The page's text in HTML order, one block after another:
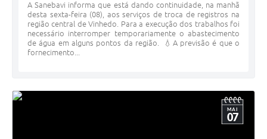
A Sanebavi informa que está dando continuidade, na manhã
desta sexta-feira (08), aos serviços de troca de registros na
região central de Vinhedo. Para a execução dos trabalhos foi
necessário interromper temporariamente o abastecimento
de água em alguns pontos da região. 💧A previsão é que o
fornecimento...
MAI
07